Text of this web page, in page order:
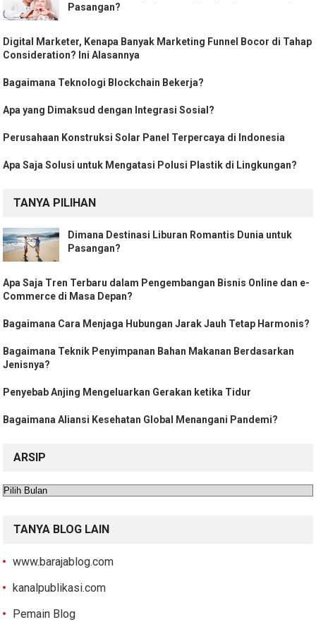
Pasangan?
Digital Marketer, Kenapa Banyak Marketing Funnel Bocor di Tahap
Consideration? Ini Alasannya
Bagaimana Teknologi Blockchain Bekerja?
Apa yang Dimaksud dengan Integrasi Sosial?
Perusahaan Konstruksi Solar Panel Terpercaya di Indonesia
Apa Saja Solusi untuk Mengatasi Polusi Plastik di Lingkungan?
TANYA PILIHAN
Dimana Destinasi Liburan Romantis Dunia untuk
Pasangan?
Apa Saja Tren Terbaru dalam Pengembangan Bisnis Online dan e-
Commerce di Masa Depan?
Bagaimana Cara Menjaga Hubungan Jarak Jauh Tetap Harmonis?
Bagaimana Teknik Penyimpanan Bahan Makanan Berdasarkan
Jenisnya?
Penyebab Anjing Mengeluarkan Gerakan ketika Tidur
Bagaimana Aliansi Kesehatan Global Menangani Pandemi?
ARSIP
Arsip
TANYA BLOG LAIN
www.barajablog.com
kanalpublikasi.com
Pemain Blog